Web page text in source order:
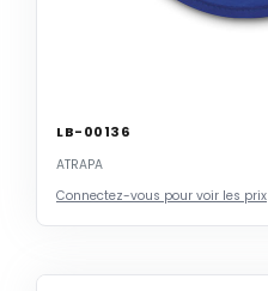
LB-00136
ATRAPA
Connectez-vous pour voir les prix